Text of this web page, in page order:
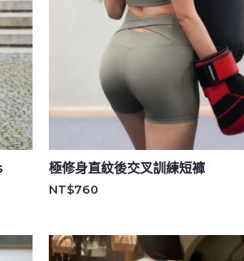
極修身直紋後交叉訓練短褲
NT$760